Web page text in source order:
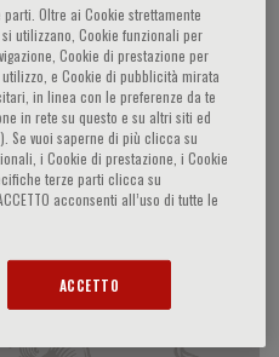
Oltre ai Cookie strettamente
utilizzano, Cookie funzionali per
Cookie di prestazione per
e Cookie di pubblicità mirata
in linea con le preferenze da te
in rete su questo e su altri siti ed
Se vuoi saperne di più clicca su
i Cookie di prestazione, i Cookie
terze parti clicca su
acconsenti all’uso di tutte le
ACCETTO